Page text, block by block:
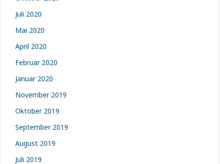
Juli 2020
Mai 2020
April 2020
Februar 2020
Januar 2020
November 2019
Oktober 2019
September 2019
August 2019
Juli 2019